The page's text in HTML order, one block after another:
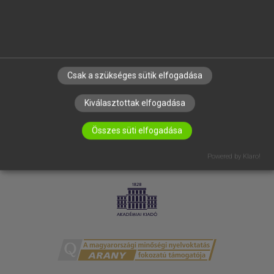
ADATVÉDELEM
Csak a szükséges sütik elfogadása
Kiválasztottak elfogadása
Összes süti elfogadása
Powered by Klaro!